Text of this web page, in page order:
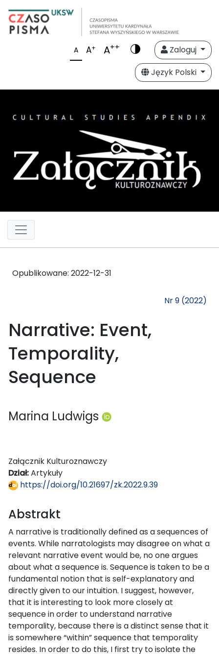
A A+ A++
Zaloguj
Język Polski
Opublikowane: 2022-12-31
Nr 9 (2022)
Narrative: Event,
Temporality,
Sequence
Marina Ludwigs
Załącznik Kulturoznawczy
Dział:Artykuły
https://doi.org/10.21697/zk.2022.9.39
Abstrakt
A narrative is traditionally defined as a sequences of
events. While narratologists may disagree on what a
relevant narrative event would be, no one argues
about what a sequence is. Sequence is taken to be a
fundamental notion that is self-explanatory and
directly given to our intuition. I suggest, however,
that it is interesting to look more closely at
sequence in order to understand narrative
temporality, because there is a distinct sense that it
is somewhere “within” sequence that temporality
resides. In order to do this, I first try to isolate the